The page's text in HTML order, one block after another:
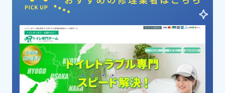
ピックアップ業者